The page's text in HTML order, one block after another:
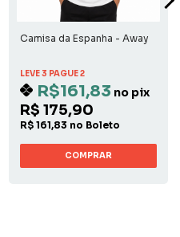
Camisa da Espanha - Away
LEVE 3 PAGUE 2
R$161,83 no pix
R$ 175,90
R$ 161,83 no Boleto
COMPRAR